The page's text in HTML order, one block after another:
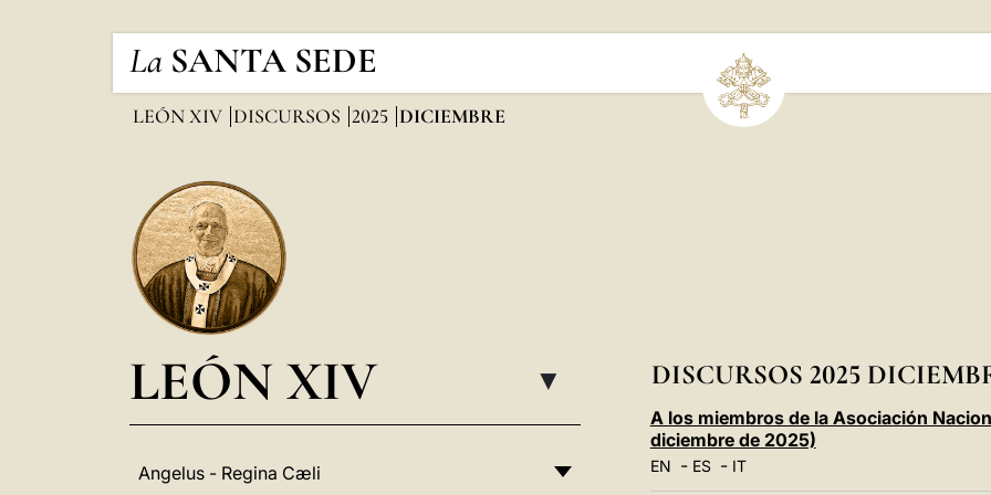
La SANTA SEDE
LEÓN XIV DISCURSOS 2025 DICIEMBRE
LEÓN XIV ▸
Angelus - Regina Cæli
DISCURSOS 2025
A los miembros de la Asociación
diciembre de 2025)
EN - ES- IT